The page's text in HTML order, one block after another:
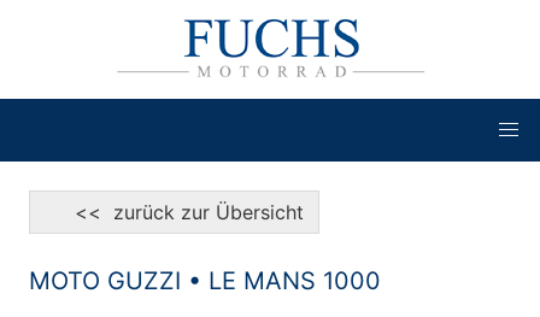
<< zurück zur Übersicht
MOTO GUZZI • LE MANS 1000